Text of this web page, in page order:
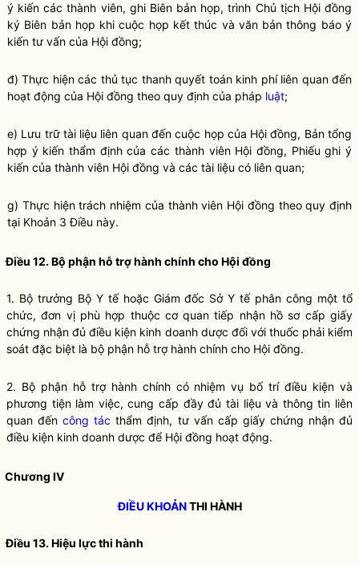
ý kiến các thành viên, ghi Biên bản họp, trình Chủ tịch Hội đồng
ký Biên bản họp khi cuộc họp kết thúc và văn bản thông báo ý
kiến tư vấn của Hội đồng;
đ) Thực hiện các thủ tục thanh quyết toán kinh phí liên quan đến
hoạt động của Hội đồng theo quy định của pháp luật;
e) Lưu trữ tài liệu liên quan đến cuộc họp của Hội đồng, Bản tổng
hợp ý kiến thẩm định của các thành viên Hội đồng, Phiếu ghi ý
kiến của thành viên Hội đồng và các tài liệu có liên quan;
g) Thực hiện trách nhiệm của thành viên Hội đồng theo quy định
tại Khoản 3 Điều này.
Điều 12. Bộ phận hỗ trợ hành chính cho Hội đồng
1. Bộ trưởng Bộ Y tế hoặc Giám đốc Sở Y tế phân công một tổ
chức, đơn vị phù hợp thuộc cơ quan tiếp nhận hồ sơ cấp giấy
chứng nhận đủđiều kiện kinh doanhdược đối với thuốc phải kiểm
soát đặc biệt là bộ phận hỗ trợ hành chính cho Hội đồng.
2. Bộ phận hỗ trợ hành chính có nhiệm vụ bố trí điều kiện và
phương tiện làm việc, cung cấp đầy đủ tài liệu và thông tin liên
quan đếncông tác thẩm định, tư vấn cấp giấy chứng nhận đủ
điều kiện kinh doanh dược để Hội đồng hoạt động.
Chương IV
ĐIỀU KHOẢNTHI HÀNH
Điều 13. Hiệu lực thi hành